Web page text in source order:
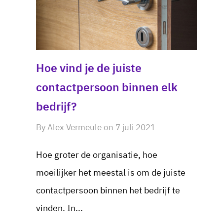
Hoe vind je de juiste
contactpersoon binnen elk
bedrijf?
ByAlex Vermeule on 7 juli 2021
Hoe groter de organisatie, hoe
moeilijker het meestal is om de juiste
contactpersoon binnen het bedrijf te
vinden. In...